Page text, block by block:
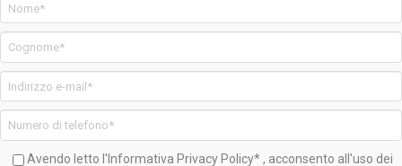
Avendo letto l'Informativa Privacy Policy*, acconsento all'uso dei